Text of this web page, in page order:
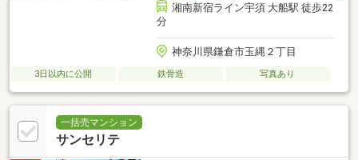
湘南新宿ライン宇須 大船駅 徒歩22
分
神奈川県鎌倉市玉縄２丁目
3日以内に公開 鉄骨造 写真あり
一括売マンション
サンセリテ